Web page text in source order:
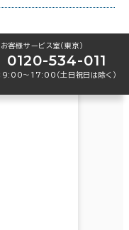
お客様サービス室（東京）
0120-534-011
9:00〜17:00（土日祝日は除く）